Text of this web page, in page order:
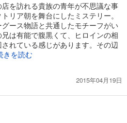
を訪れる貴族の青年が不思議な事
リア朝を舞台にしたミステリー。
ース物語と共通したモチーフがい
は有能で腹黒くて、ヒロインの相
れている感じがあります。その辺
きを読む
2015年04月19日